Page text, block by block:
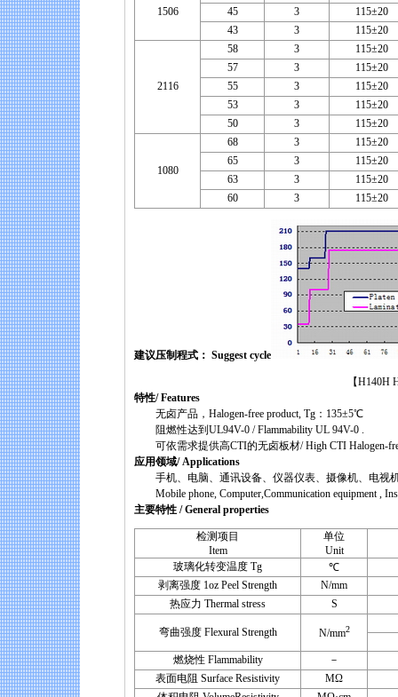
1506
45
3
115±20
43
3 115±20
2116
58 3
115±20
57
3
115±20
55
3
115±20
53
3
115±20
50
3 115±20
1080
68 3
115±20
65
3
115±20
63
3
115±20
60
3 115±20
建议压制程式： Suggest cycle
【H140H Halogen-
特性/ Features
无卤产品，Halogen-free product, Tg：135±5℃
阻燃性达到UL94V-0 / Flammability UL 94V-0 .
可依需求提供高CTI的无卤板材/ High CTI Halogen-free
应用领域/ Applications
手机、电脑、通讯设备、仪器仪表、摄像机、电视
Mobile phone, Computer,Communication equipment ,
主要特性 / General properties
检测项目
Item
单位
Unit
玻璃化转变温度 Tg
℃
剥离强度 1oz Peel Strength
N/mm
热应力 Thermal stress
S
弯曲强度 Flexural Strength N/mm2
燃烧性 Flammability
－
表面电阻 Surface Resistivity
MΩ